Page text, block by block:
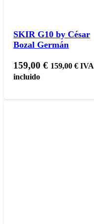
SKIR G10 by César
Bozal Germán
159,00€ 159,00€ IVA
incluido